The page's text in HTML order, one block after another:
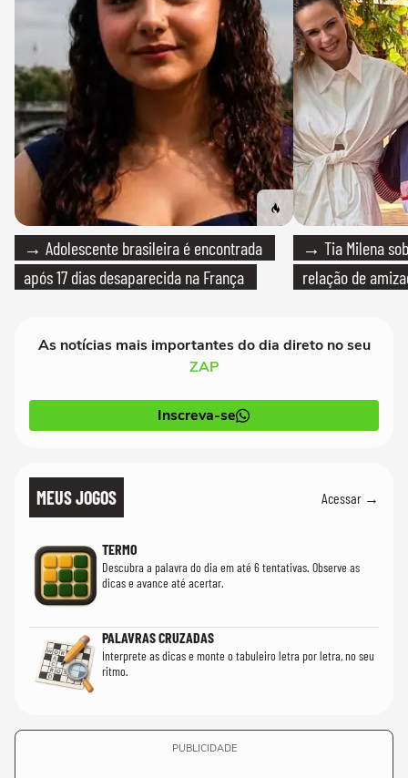
→ Adolescente brasileira é encontrada
após 17 dias desaparecida na França
→ Tia Milena
relação de
As notícias mais importantes do dia direto no seu
ZAP
Inscreva-se
MEUS JOGOS Acessar →
TERMO
Descubra a palavra do dia em até 6 tentativas. Observe as
dicas e avance até acertar.
PALAVRAS CRUZADAS
Interprete as dicas e monte o tabuleiro letra por letra, no seu
ritmo.
PUBLICIDADE